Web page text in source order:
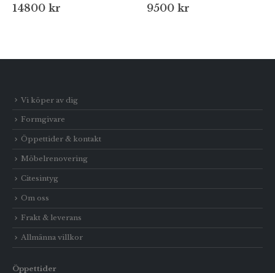
9500kr 45000kr
Vi köper av dig
Formgivare
Öppettider & kontakt
Möbelrenovering
Citesintyg
Om oss
Frakt & leverans
Allmänna villkor
Öppettider